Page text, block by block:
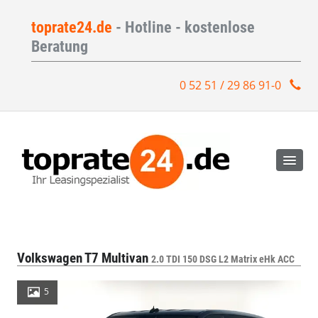
toprate24.de - Hotline - kostenlose
Beratung
0 52 51 / 29 86 91-0
Volkswagen T7 Multivan 2.0 TDI 150 DSG L2 Matrix eHk ACC
5